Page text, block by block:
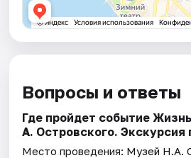
Вопросы и ответы
Где пройдет событие
А. Островского. Экскурсия
Место проведения: Музей Н.А.